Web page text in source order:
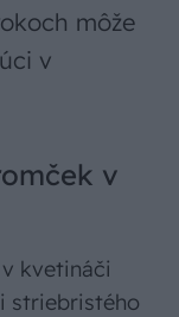
môže
v
v
kvetináči
striebristého